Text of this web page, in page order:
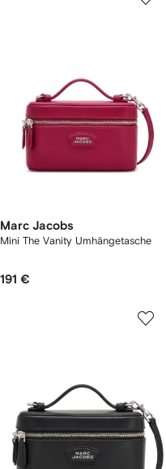
Marc Jacobs
Mini The Vanity Umhängetasche
191 €